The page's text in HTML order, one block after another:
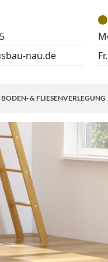
nau.de
BODEN- & FLIESENVERLEGUNG
BODEN- &
FLIESENVERLEGUNG
FLIESENVERLEGUNG
NATURBÖDEN